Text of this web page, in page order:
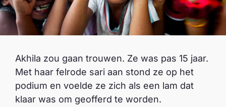
Akhila zou gaan trouwen. Ze was pas 15 jaar.
Met haar felrode sari aan stond ze op het
podium en voelde ze zich als een lam dat
klaar was om geofferd te worden.